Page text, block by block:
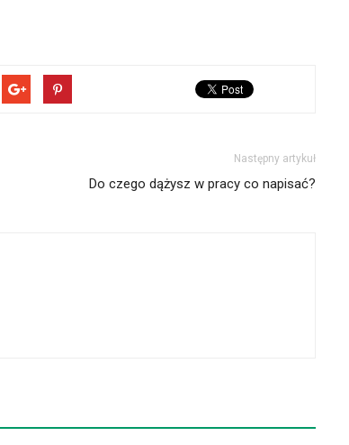
Następny artykuł
Do czego dążysz w pracy co napisać?